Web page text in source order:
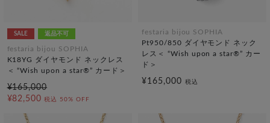
SALE 返品不可
festaria bijou SOPHIA
K18YG ダイヤモンド ネックレス
＜ “Wish upon a star®” カード＞
¥165,000
¥82,500 税込 50% OFF
festaria bijou SOPHIA
Pt950/850 ダイヤモンド ネック
レス＜ “Wish upon a star®” カー
ド＞
¥165,000 税込